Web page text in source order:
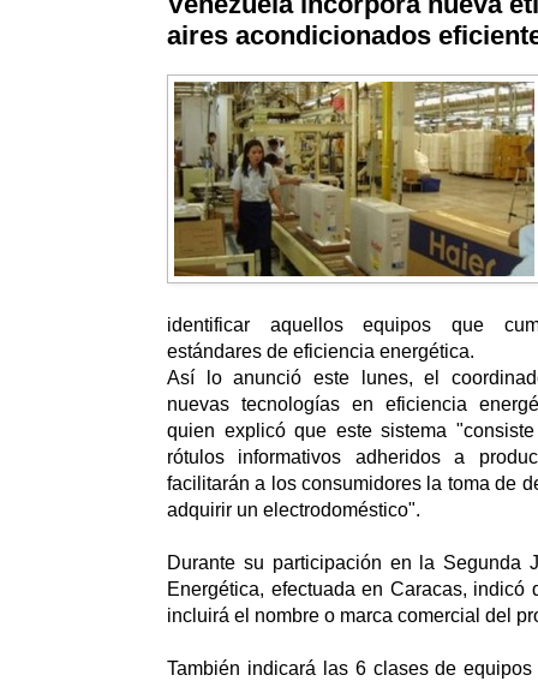
aires acondicionados
identificar aquellos equipos que
estándares de eficiencia energética.
Así lo anunció este lunes, el
nuevas tecnologías en eficiencia
quien explicó que este sistema
rótulos informativos adheridos a
facilitarán a los consumidores la toma de
adquirir un electrodoméstico".
Durante su participación en la Segunda
Energética, efectuada en Caracas, indicó
incluirá el nombre o marca comercial del
También indicará las 6 clases de